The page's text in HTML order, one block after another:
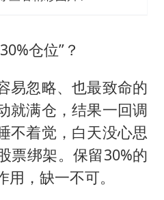
仓位”？
易忽略、也最致命的
就满仓，结果一回调
不着觉，白天没心思
票绑架。保留30%的
，缺一不可。